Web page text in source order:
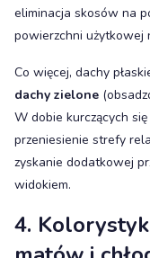
eliminacja skosów na
powierzchni użytkowej
Co więcej, dachy
dachy zielone
W dobie kurczących
przeniesienie strefy
zyskanie dodatkowej
widokiem.
4.